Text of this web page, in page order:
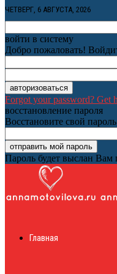
ЧЕТВЕРГ, 6 АВГУСТА, 2026
войти в систему
Добро пожаловать!
Forgot your password? Get
восстановление пароля
Восстановите свой пароль
Пароль будет выслан Вам
Главная